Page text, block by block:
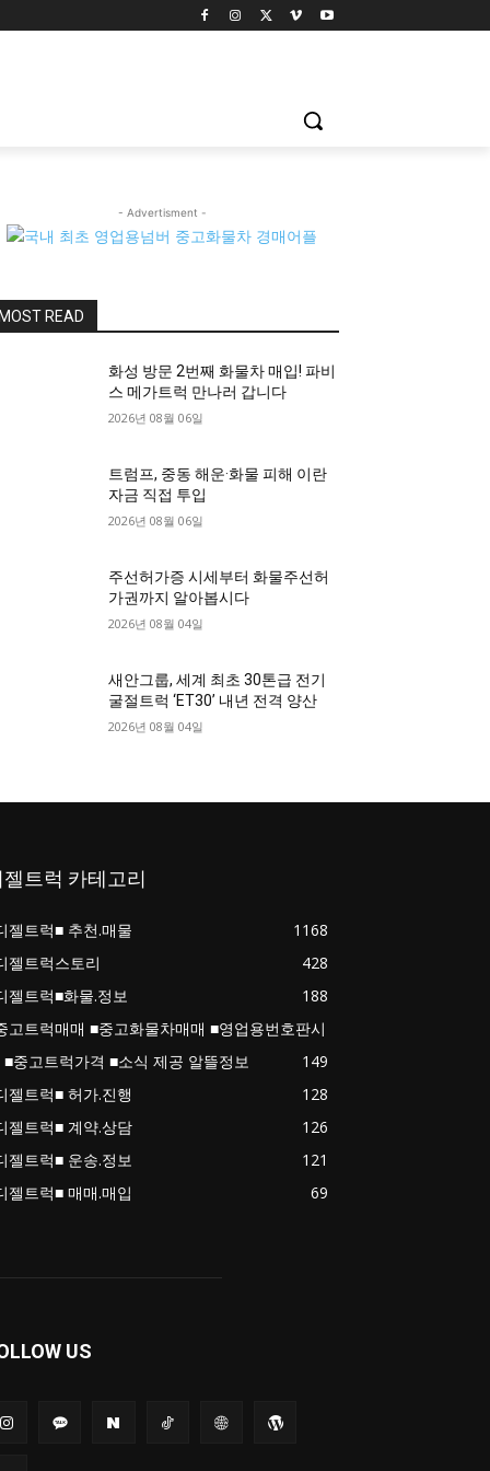
- Advertisment -
MOST READ
화성 방문 2번째 화물차 매입! 파비
스 메가트럭 만나러 갑니다
2026년 08월 06일
트럼프, 중동 해운·화물 피해 이란
자금 직접 투입
2026년 08월 06일
주선허가증 시세부터 화물주선허
가권까지 알아봅시다
2026년 08월 04일
새안그룹, 세계 최초 30톤급 전기
굴절트럭 ‘ET30’ 내년 전격 양산
2026년 08월 04일
젤트럭 카테고리
젤트럭■ 추천.매물
1168
젤트럭스토리
428
젤트럭■화물.정보
188
고트럭매매 ■중고화물차매매 ■영업용번호판시
■중고트럭가격 ■소식 제공 알뜰정보
149
젤트럭■ 허가.진행
128
젤트럭■ 계약.상담
126
젤트럭■ 운송.정보
121
젤트럭■ 매매.매입
69
US